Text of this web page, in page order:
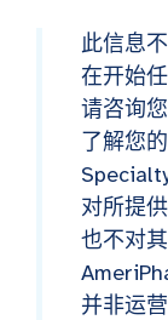
此信息
在开始
请咨询
了解您
对所提
也不对
并非运